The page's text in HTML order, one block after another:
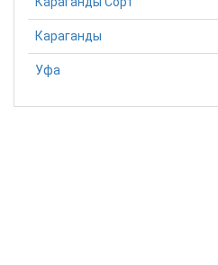
Караганды
Уфа